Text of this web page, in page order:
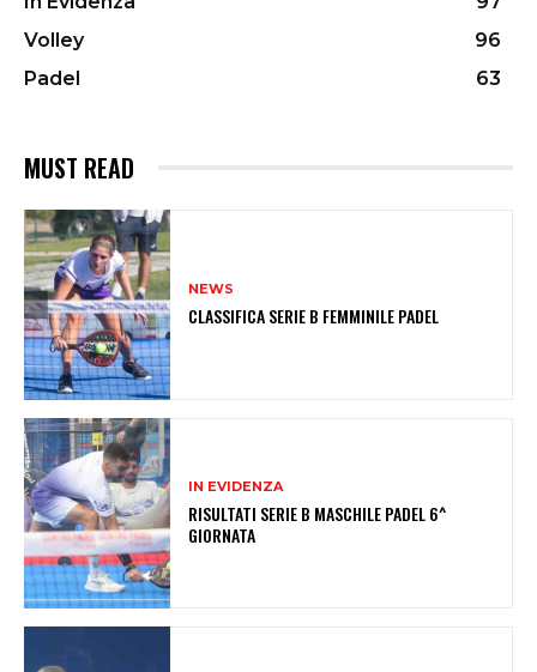
Volley
96
Padel
63
MUST READ
NEWS
CLASSIFICA SERIE B FEMMINILE PADEL
IN EVIDENZA
RISULTATI SERIE B MASCHILE PADEL 6^
GIORNATA